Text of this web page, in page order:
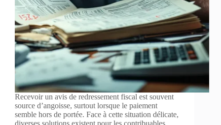
Recevoir un avis de redressement fiscal est souvent
source d’angoisse, surtout lorsque le paiement
semble hors de portée. Face à cette situation délicate,